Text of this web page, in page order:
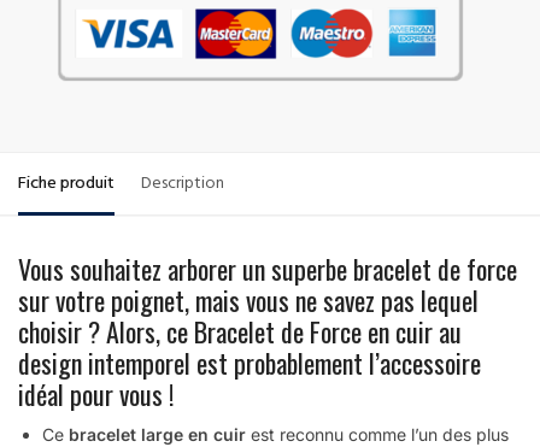
Fiche produit Description
Vous souhaitez arborer un superbe bracelet de force
sur votre poignet, mais vous ne savez pas lequel
choisir ? Alors, ce Bracelet de Force en cuir au
design intemporel est probablement l’accessoire
idéal pour vous !
Ce bracelet large en cuir est reconnu comme l’un des plus